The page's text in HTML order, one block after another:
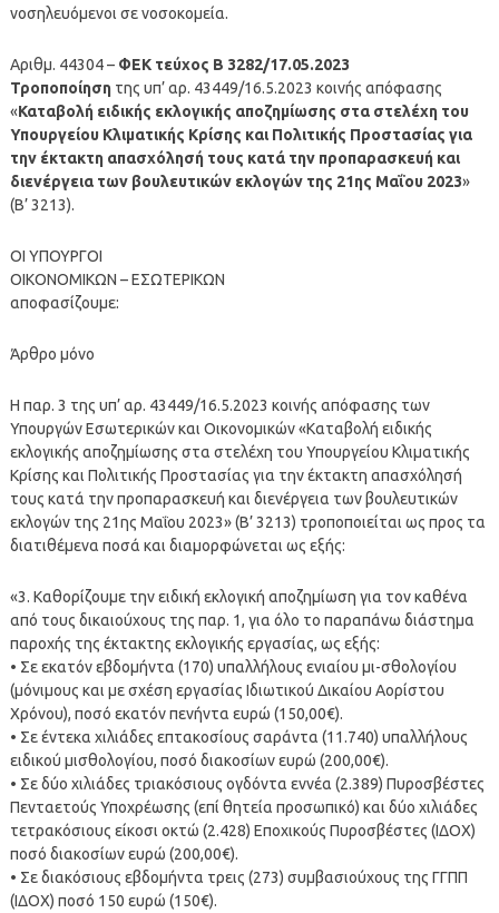
νοσηλευόμενοι σε νοσοκομεία.
Αριθμ. 44304 – ΦΕΚ τεύχος Β 3282/17.05.2023
Τροποποίησητης υπ’ αρ. 43449/16.5.2023 κοινής απόφασης
«Καταβολή ειδικής εκλογικής αποζημίωσης στα στελέχη του
Υπουργείου Κλιματικής Κρίσης και Πολιτικής Προστασίας για
την έκτακτη απασχόλησή τους κατά την προπαρασκευή και
διενέργεια των βουλευτικών εκλογών της 21ης Μαΐου 2023»
(Β’ 3213).
ΟΙ ΥΠΟΥΡΓΟΙ
ΟΙΚΟΝΟΜΙΚΩΝ – ΕΣΩΤΕΡΙΚΩΝ
αποφασίζουμε:
Άρθρο μόνο
Η παρ. 3 της υπ’ αρ. 43449/16.5.2023 κοινής απόφασης των
Υπουργών Εσωτερικών και Οικονομικών «Καταβολή ειδικής
εκλογικής αποζημίωσης στα στελέχη του Υπουργείου Κλιματικής
Κρίσης και Πολιτικής Προστασίας για την έκτακτη απασχόλησή
τους κατά την προπαρασκευή και διενέργεια των βουλευτικών
εκλογών της 21ης Μαΐου 2023» (Β’ 3213) τροποποιείται ως προς τα
διατιθέμενα ποσά και διαμορφώνεται ως εξής:
«3. Καθορίζουμε την ειδική εκλογική αποζημίωση για τον καθένα
από τους δικαιούχους της παρ. 1, για όλο το παραπάνω διάστημα
παροχής της έκτακτης εκλογικής εργασίας, ως εξής:
• Σε εκατόν εβδομήντα (170) υπαλλήλους ενιαίου μι-σθολογίου
(μόνιμους και με σχέση εργασίας Ιδιωτικού Δικαίου Αορίστου
Χρόνου), ποσό εκατόν πενήντα ευρώ (150,00€).
• Σε έντεκα χιλιάδες επτακοσίους σαράντα (11.740) υπαλλήλους
ειδικού μισθολογίου, ποσό διακοσίων ευρώ (200,00€).
• Σε δύο χιλιάδες τριακόσιους ογδόντα εννέα (2.389) Πυροσβέστες
Πενταετούς Υποχρέωσης (επί θητεία προσωπικό) και δύο χιλιάδες
τετρακόσιους είκοσι οκτώ (2.428) Εποχικούς Πυροσβέστες (ΙΔΟΧ)
ποσό διακοσίων ευρώ (200,00€).
• Σε διακόσιους εβδομήντα τρεις (273) συμβασιούχους της ΓΓΠΠ
(ΙΔΟΧ) ποσό 150 ευρώ (150€).